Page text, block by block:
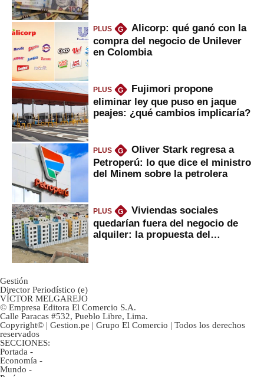
PLUS G
Alicorp: qué ganó con la
compra del negocio de Unilever
en Colombia
PLUS G
Fujimori propone
eliminar ley que puso en jaque
peajes: ¿qué cambios implicaría?
PLUS G
Oliver Stark regresa a
Petroperú: lo que dice el ministro
del Minem sobre la petrolera
PLUS G
Viviendas sociales
quedarían fuera del negocio de
alquiler: la propuesta del
Gestión
Director Periodístico (e)
VÍCTOR MELGAREJO
© Empresa Editora El Comercio S.A.
Calle Paracas #532, Pueblo Libre, Lima.
Copyright© | Gestion.pe | Grupo El Comercio | Todos los derechos
reservados
SECCIONES:
Portada -
Economía -
Mundo -